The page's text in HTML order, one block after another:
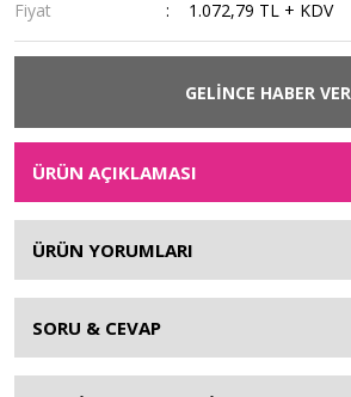
Fiyat
1.072,79 TL + KDV
GELİNCE HABER VER
ÜRÜN AÇIKLAMASI
ÜRÜN YORUMLARI
SORU & CEVAP